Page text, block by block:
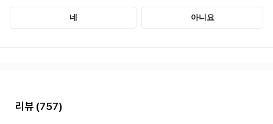
리뷰 (757)